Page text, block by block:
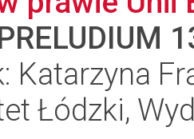
Katarzyna
Łódzki,